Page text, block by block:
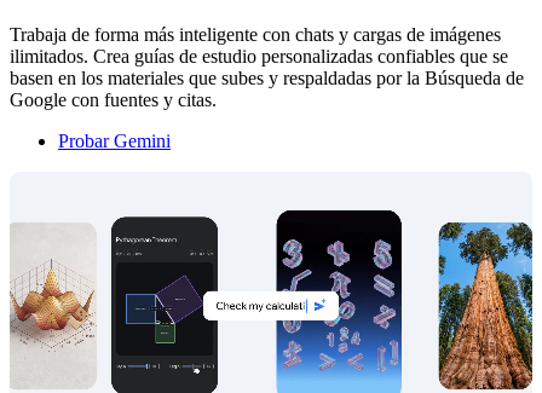
Trabaja de forma más inteligente con chats y cargas de imágenes
ilimitados. Crea guías de estudio personalizadas confiables que se
basen en los materiales que subes y respaldadas por la Búsqueda de
Google con fuentes y citas.
Probar Gemini